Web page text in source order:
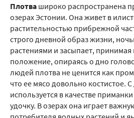
Плотва широко распространена
озерах Эстонии. Она живет в
растительностью прибрежной
строго дневной образ жизни,
растениями и засыпает,
положение, опираясь о дно
людей плотва не ценится как
что ее мясо довольно костистое.
используется в качестве
удочку. В озерах она играет